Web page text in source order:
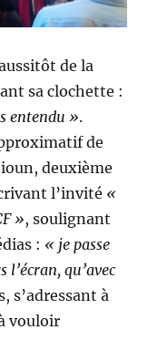
de la
sa clochette :
entendu ».
de
deuxième
l’invité «
», soulignant
: « je passe
l’écran, qu’avec
s’adressant à
vouloir